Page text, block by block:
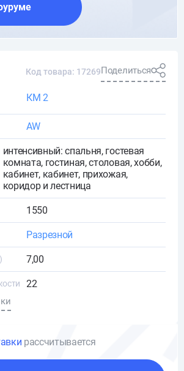
Код товара: 17269Поделиться
КМ 2
AW
интенсивный: спальня, гостевая
комната, гостиная, столовая, хобби,
кабинет, кабинет, прихожая,
коридор и лестница
1550
Разрезной
7,00
22
рассчитывается